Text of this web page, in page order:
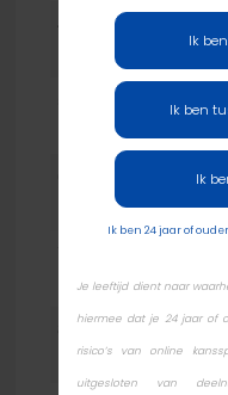
Justin Herboldt
Guido Aelbrechts
Robert van de
Andreas Kappert
Ik
Ik ben
Ik
Ik ben 24 jaar of
Je leeftijd dient naar
hiermee dat je 24 jaar of
risico’s van online
uitgesloten van